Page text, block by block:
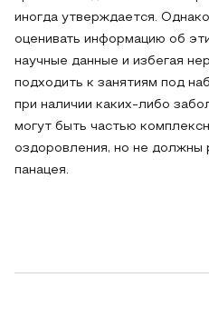
иногда утверждается.
оценивать информацию об
научные данные и избегая
подходить к занятиям под
при наличии каких-либо
могут быть частью
оздоровления, но не должны
панацея.